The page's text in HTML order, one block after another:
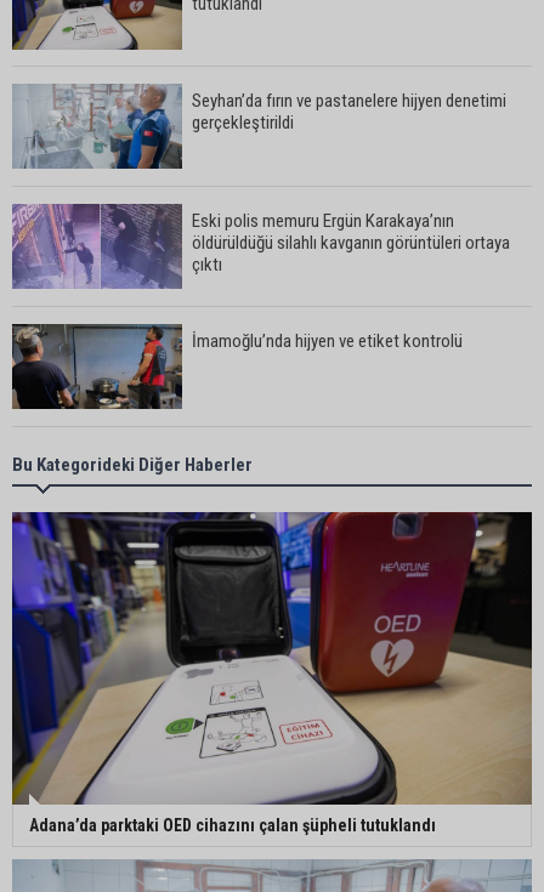
Seyhan’da fırın ve pastanelere hijyen denetimi
gerçekleştirildi
Eski polis memuru Ergün Karakaya’nın
öldürüldüğü silahlı kavganın görüntüleri ortaya
çıktı
İmamoğlu’nda hijyen ve etiket kontrolü
Mustafa Özkan: "Yüreğir Belediye Başkan
Vekilliği seçimine ilişkin hukuki süreç başlatıldı"
Güngör Geçer, hayvan hakları temsilcileriyle bir
araya geldi
Adana’da sıcak hava etkisini sürdürüyor:
Termometreler 38 dereceyi gördü
Yüreğir’de başkan vekilliği seçimi yeniden yargıya
Bu Kategorideki Diğer Haberler
Adana’da parktaki OED cihazını çalan şüpheli tutuklandı